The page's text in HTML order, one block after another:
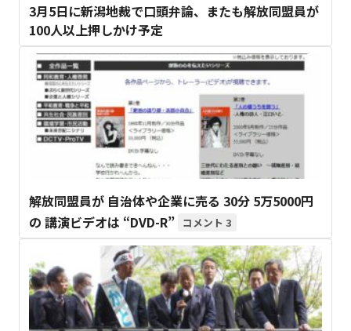
3月5日に新潟地裁で口頭弁論、またも解放同盟員が
100人以上押しかけ予定
解放同盟員が 自治体や企業に売る 30分 5万5000円
の 講演ビデオは “DVD-R”
3